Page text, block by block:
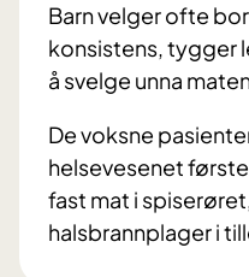
Barn velger ofte
konsistens, tygger
å svelge unna
De voksne
helsevesenet
fast mat i
halsbrannplager i